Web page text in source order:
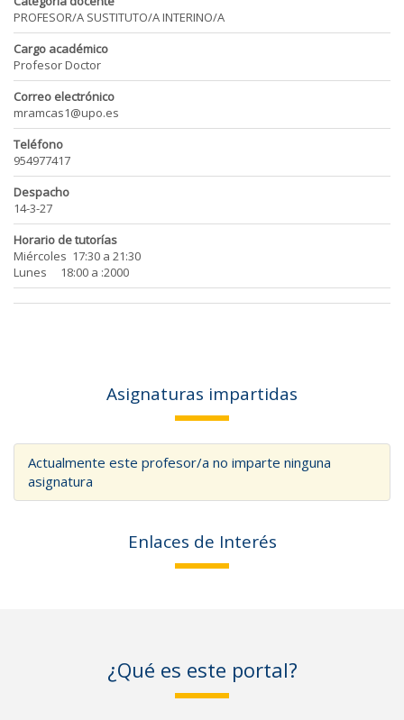
PROFESOR/A SUSTITUTO/A INTERINO/A
Cargo académico
Profesor Doctor
Correo electrónico
mramcas1@upo.es
Teléfono
954977417
Despacho
14-3-27
Horario de tutorías
Miércoles 17:30 a 21:30
Lunes 18:00 a :2000
Asignaturas impartidas
Actualmente este profesor/a no imparte ninguna
asignatura
Enlaces de Interés
¿Qué es este portal?